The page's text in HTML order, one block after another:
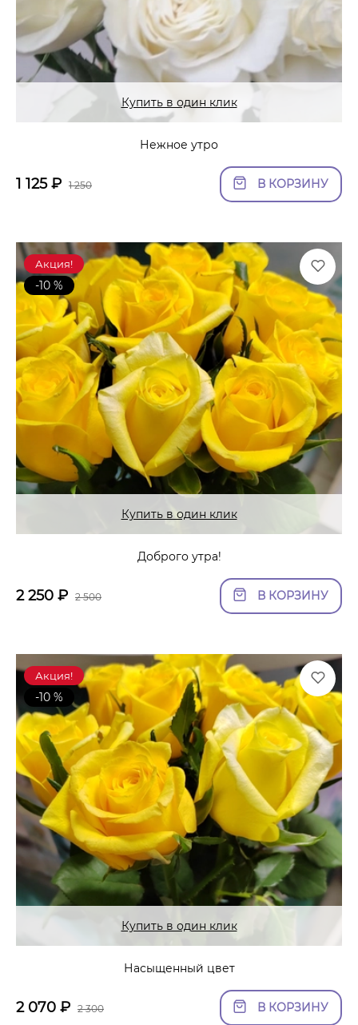
Купить в один клик
Нежное утро
1 125₽ 1 250 В КОРЗИНУ
Акция!
-10 %
Купить в один клик
Доброго утра!
2 250 ₽ 2 500 В КОРЗИНУ
Акция!
-10 %
Купить в один клик
Насыщенный цвет
2 070 ₽ 2 300 В КОРЗИНУ